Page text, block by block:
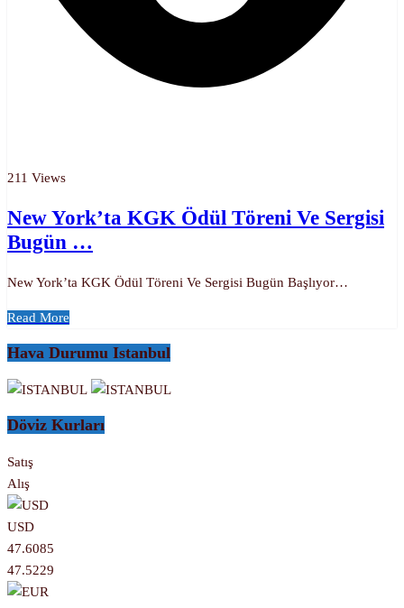
211 Views
New York’ta KGK Ödül Töreni Ve Sergisi
Bugün …
New York’ta KGK Ödül Töreni Ve Sergisi Bugün Başlıyor…
Read More
Hava Durumu Istanbul
Döviz Kurları
Satış
Alış
USD
47.6085
47.5229